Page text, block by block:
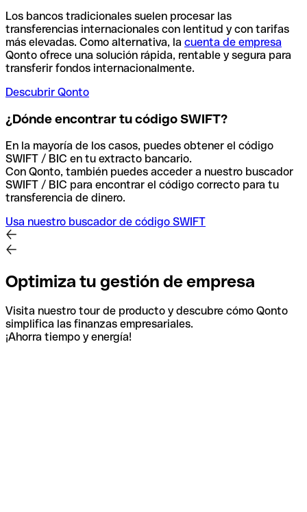
Los bancos tradicionales suelen procesar las
transferencias internacionales con lentitud y con tarifas
más elevadas. Como alternativa, la cuenta de empresa
Qonto ofrece una solución rápida, rentable y segura para
transferir fondos internacionalmente.
Descubrir Qonto
¿Dónde encontrar tu código SWIFT?
En la mayoría de los casos, puedes obtener el código
SWIFT / BIC en tu extracto bancario.
Con Qonto, también puedes acceder a nuestro buscador
SWIFT / BIC para encontrar el código correcto para tu
transferencia de dinero.
Usa nuestro buscador de código SWIFT
Optimiza tu gestión de empresa
Visita nuestro tour de producto y descubre cómo Qonto
simplifica las finanzas empresariales.
¡Ahorra tiempo y energía!